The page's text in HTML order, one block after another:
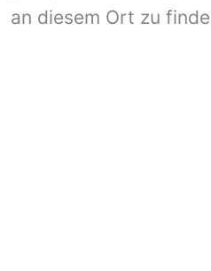
an diesem Ort zu